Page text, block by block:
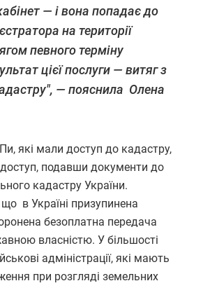
— і вона попадає до
на території
певного терміну
цієї послуги — витяг з
— пояснила Олена
які мали доступ до кадастру,
подавши документи до
кадастру України.
в Україні призупинена
безоплатна передача
власністю. У більшості
адміністрації, які мають
при розгляді земельних